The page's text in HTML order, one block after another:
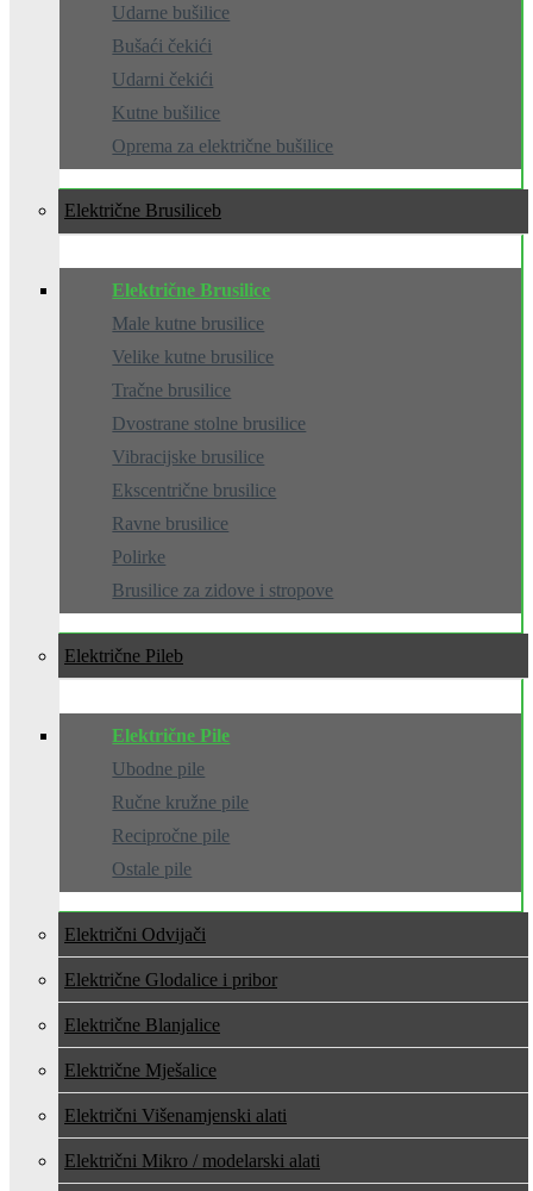
Udarne bušilice
Bušaći čekići
Udarni čekići
Kutne bušilice
Oprema za električne bušilice
Električne Brusilice
Električne Brusilice
Male kutne brusilice
Velike kutne brusilice
Tračne brusilice
Dvostrane stolne brusilice
Vibracijske brusilice
Ekscentrične brusilice
Ravne brusilice
Polirke
Brusilice za zidove i stropove
Električne Pile
Električne Pile
Ubodne pile
Ručne kružne pile
Recipročne pile
Ostale pile
Električni Odvijači
Električne Glodalice i pribor
Električne Blanjalice
Električne Mješalice
Električni Višenamjenski alati
Električni Mikro / modelarski alati